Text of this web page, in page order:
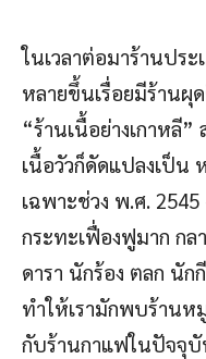
ในเวลาต่อมาร้านปร
หลายขึ้นเรื่อยมีร้านผุ
“ร้านเนื้อย่างเกาหลี
เนื้อวัวก็ดัดแปลงเป็น
เฉพาะช่วง พ.ศ.
กระทะเฟื่องฟูมาก กล
ดารา นักร้อง ตลก นัก
ทำให้เรามักพบร้านห
กับร้านกาแฟในปัจจุ